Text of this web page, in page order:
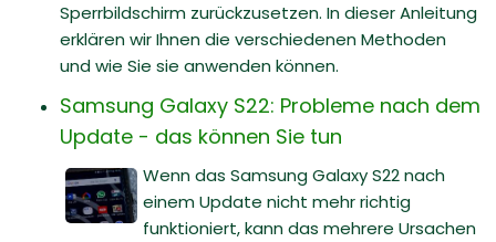
Sperrbildschirm zurückzusetzen. In dieser Anleitung
erklären wir Ihnen die verschiedenen Methoden
und wie Sie sie anwenden können.
Samsung Galaxy S22: Probleme nach dem
Update - das können Sie tun
Wenn das Samsung Galaxy S22 nach
einem Update nicht mehr richtig
funktioniert, kann das mehrere Ursachen